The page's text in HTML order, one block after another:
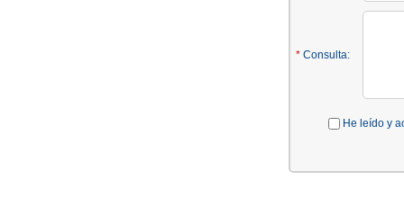
* Consulta:
He leído y